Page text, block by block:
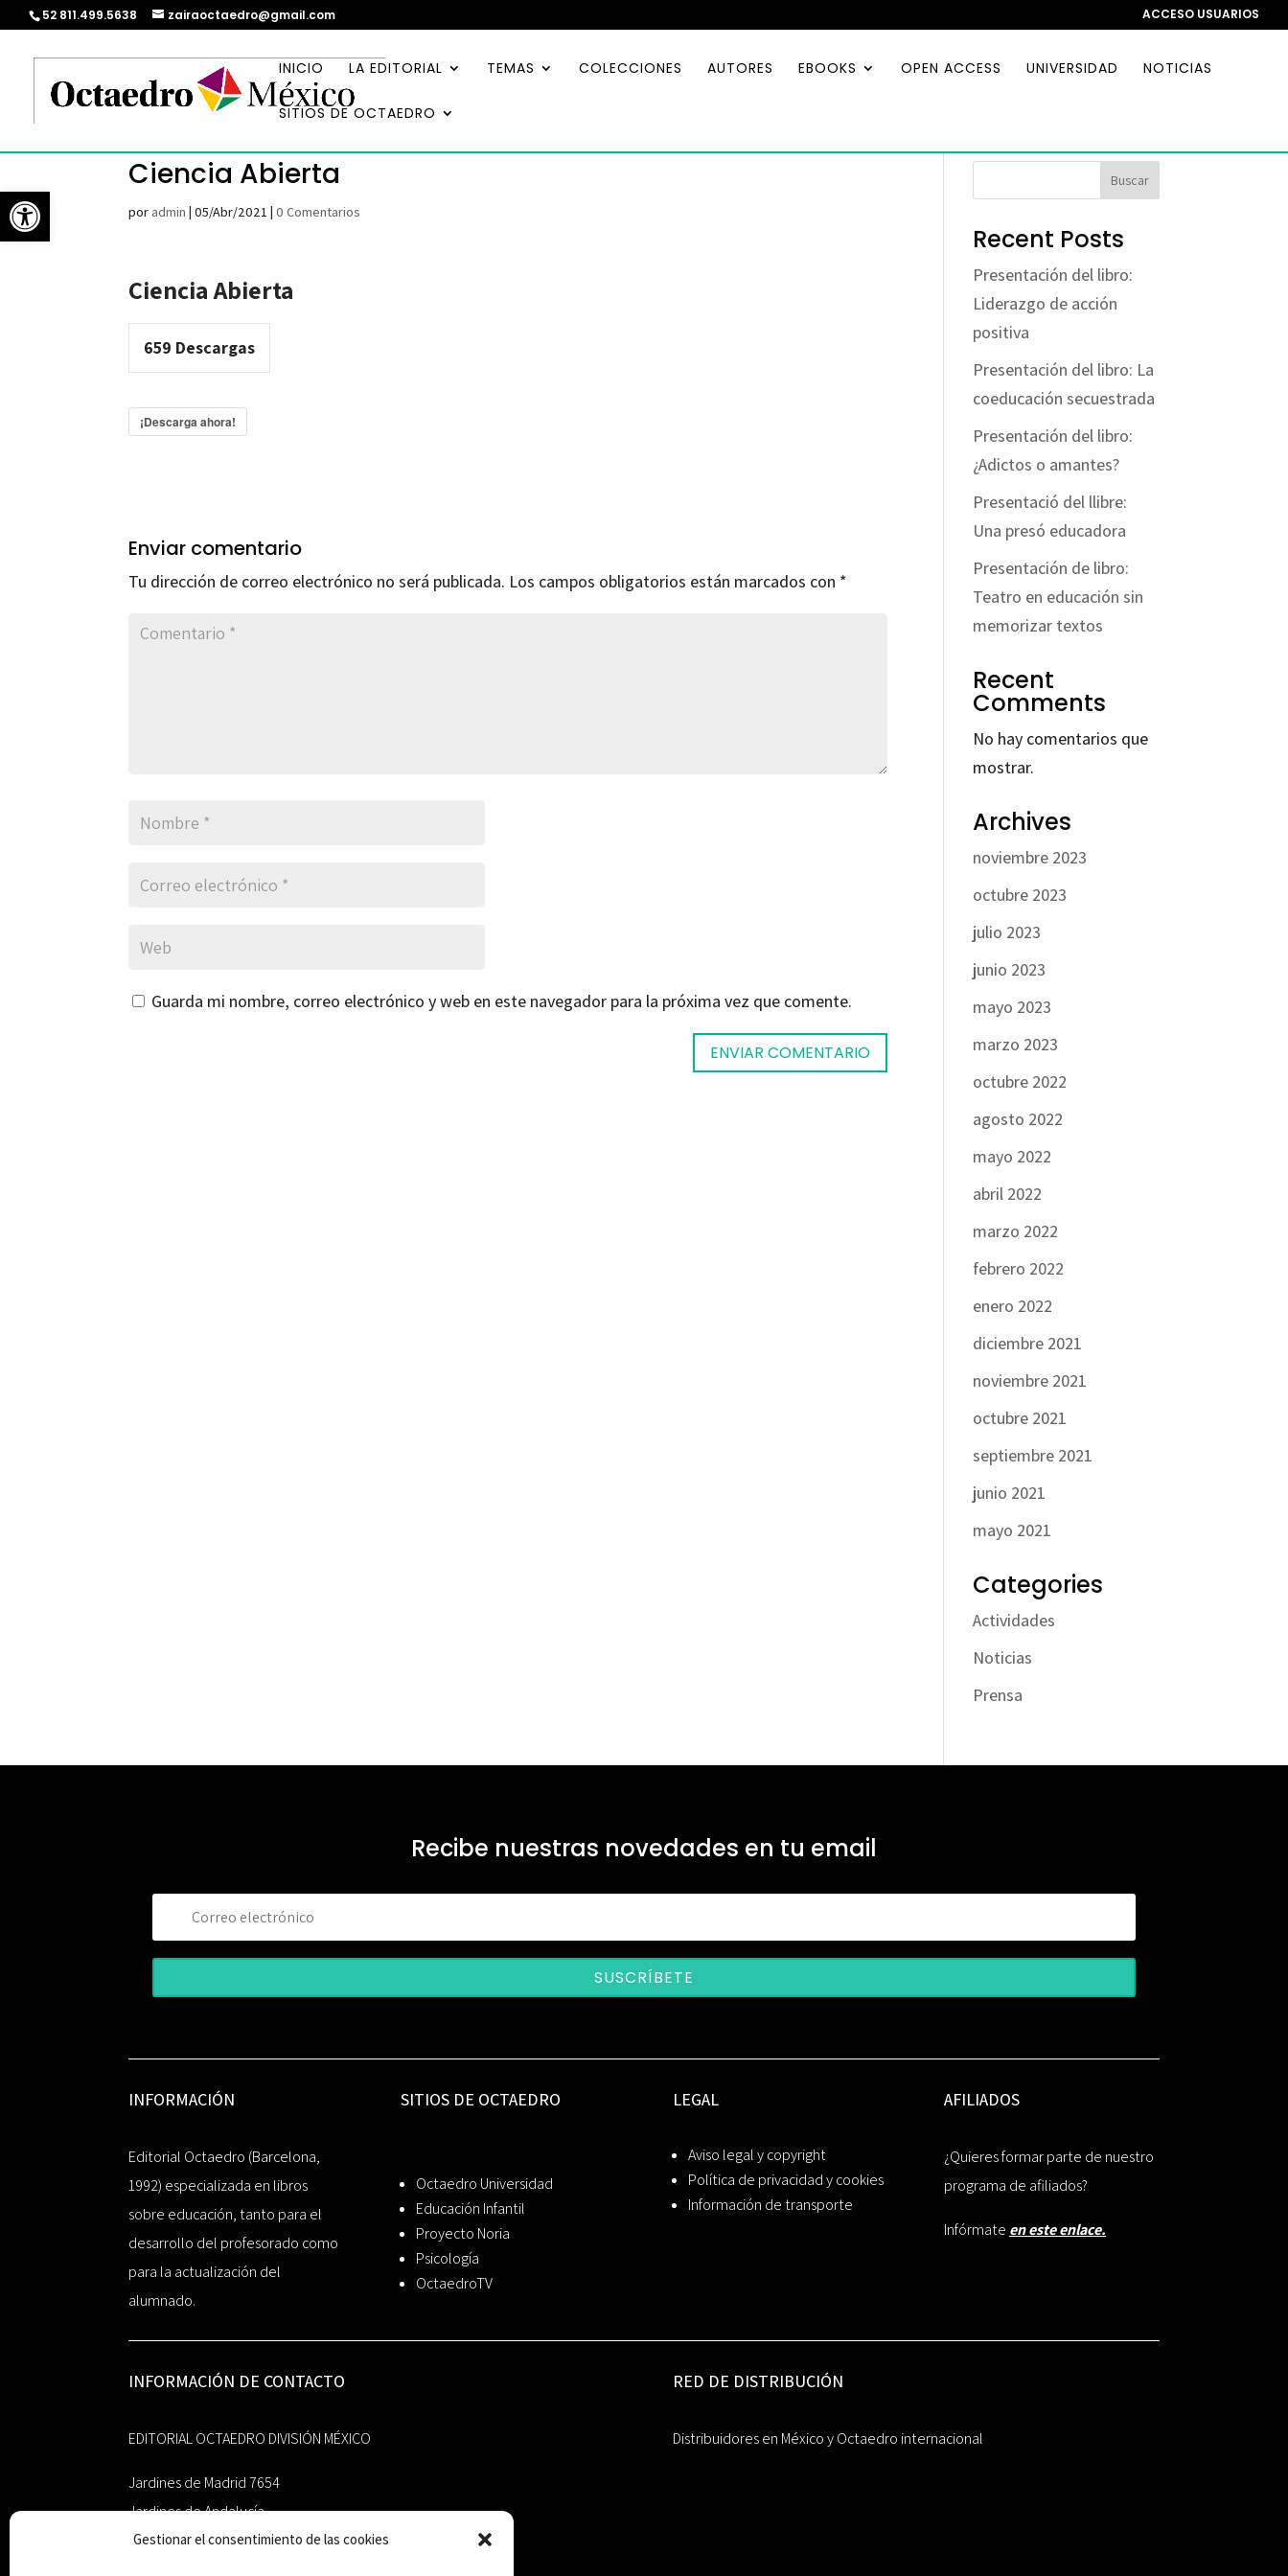
Abrir barra de herramientas
Gestionar el consentimiento de las cookies
52 811.499.5638 zairaoctaedro@gmail.com ACCESO USUARIOS
INICIO LA EDITORIAL TEMAS COLECCIONES AUTORES EBOOKS OPEN ACCESS UNIVERSIDAD NOTICIAS
SITIOS DE OCTAEDRO
Ciencia Abierta
por admin |05/Abr/2021 |0 Comentarios
Ciencia Abierta
659 Descargas
¡Descarga ahora!
Enviar comentario
Tu dirección de correo electrónico no será publicada. Los campos obligatorios están marcados con *
Guarda mi nombre, correo electrónico y web en este navegador para la próxima vez que comente.
Buscar
Recent Posts
Presentación del libro:
Liderazgo de acción
positiva
Presentación del libro: La
coeducación secuestrada
Presentación del libro:
¿Adictos o amantes?
Presentació del llibre:
Una presó educadora
Presentación de libro:
Teatro en educación sin
memorizar textos
Recent
Comments
No hay comentarios que
mostrar.
Archives
noviembre 2023
octubre 2023
julio 2023
junio 2023
mayo 2023
marzo 2023
octubre 2022
agosto 2022
mayo 2022
abril 2022
marzo 2022
febrero 2022
enero 2022
diciembre 2021
noviembre 2021
octubre 2021
septiembre 2021
junio 2021
mayo 2021
Categories
Actividades
Noticias
Prensa
Recibe nuestras novedades en tu email
SUSCRÍBETE
INFORMACIÓN
Editorial Octaedro (Barcelona,
1992) especializada en libros
sobre educación, tanto para el
desarrollo del profesorado como
para la actualización del
alumnado.
SITIOS DE OCTAEDRO
Octaedro Universidad
Educación Infantil
Proyecto Noria
Psicología
OctaedroTV
LEGAL
Aviso legal y copyright
Política de privacidad y cookies
Información de transporte
AFILIADOS
¿Quieres formar parte de nuestro
programa de afiliados?
Infórmate en este enlace.
INFORMACIÓN DE CONTACTO
EDITORIAL OCTAEDRO DIVISIÓN MÉXICO
Jardines de Madrid 7654
Jardines de Andalucía
Guadalupe, Nuevo León
RED DE DISTRIBUCIÓN
Distribuidores en México y Octaedro internacional